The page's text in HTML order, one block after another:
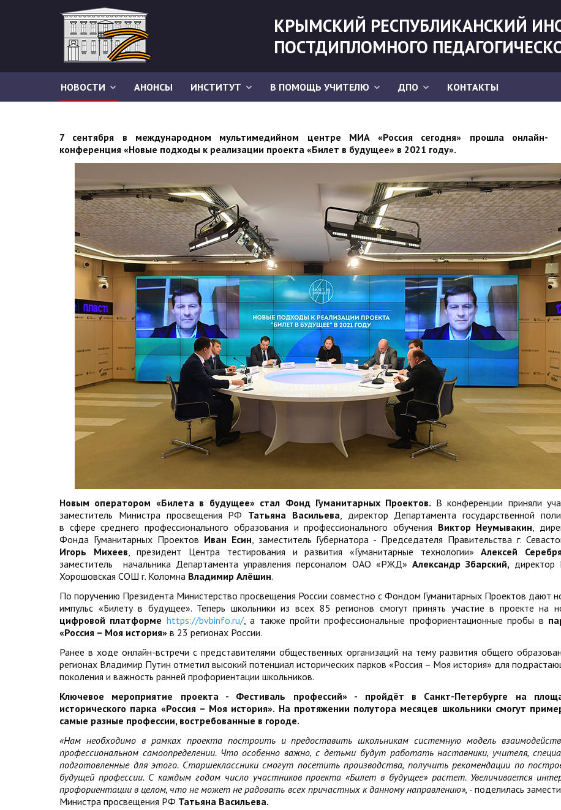
КРЫМСКИЙ РЕСПУБЛИКАНСКИЙ
ПОСТДИПЛОМНОГО
НОВОСТИ АНОНСЫ ИНСТИТУТ В ПОМОЩЬ УЧИТЕЛЮ ДПО КОНТАКТЫ
7 сентября в международном мультимедийном центре МИА «Россия сегодня» прошла онлайн-
конференция «Новые подходы к реализации проекта «Билет в будущее» в 2021 году».
Новым оператором «Билета в будущее» стал Фонд Гуманитарных Проектов. В конференции приняли
заместитель Министра просвещения РФ Татьяна Васильева, директор Департамента государственной
в сфере среднего профессионального образования и профессионального обучения Виктор Неумывакин,
Фонда Гуманитарных Проектов Иван Есин, заместитель Губернатора - Председателя Правительства г.
Игорь Михеев, президент Центра тестирования и развития «Гуманитарные технологии»Алексей
заместитель начальника Департамента управления персоналом ОАО «РЖД»Александр Збарский,
Хорошовская СОШ г. Коломна Владимир Алёшин.
По поручению Президента Министерство просвещения России совместно с Фондом Гуманитарных Проектов дают
импульс «Билету в будущее». Теперь школьники из всех 85 регионов смогут принять участие в проекте на
цифровой платформе https://bvbinfo.ru/, а также пройти профессиональные профориентационные пробы в
«Россия – Моя история» в 23 регионах России.
Ранее в ходе онлайн-встречи с представителями общественных организаций на тему развития общего
регионах Владимир Путин отметил высокий потенциал исторических парков «Россия – Моя история» для
поколения и важность ранней профориентации школьников.
Ключевое мероприятие проекта - Фестиваль профессий» - пройдёт в Санкт-Петербурге на
исторического парка «Россия – Моя история». На протяжении полутора месяцев школьники смогут
самые разные профессии, востребованные в городе.
«Нам необходимо в рамках проекта построить и предоставить школьникам системную модель
профессиональном самоопределении. Что особенно важно, с детьми будут работать наставники, учителя,
подготовленные для этого. Старшеклассники смогут посетить производства, получить рекомендации по
будущей профессии. С каждым годом число участников проекта «Билет в будущее» растет. Увеличивается
профориентации в целом, что не может не радовать всех причастных к данному направлению», - поделилась
Министра просвещения РФ Татьяна Васильева.